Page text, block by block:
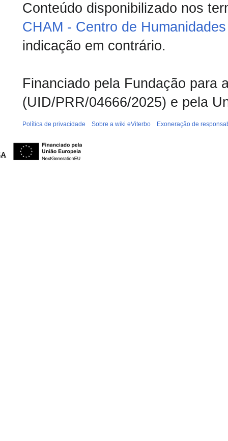
Conteúdo disponibilizado nos
CHAM - Centro de
indicação em contrário.
Financiado pela Fundação para
(UID/PRR/04666/2025) e pela
Política de privacidade Sobre a wiki eViterbo Exoneração de